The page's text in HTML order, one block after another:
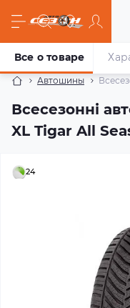
Автошины
Всесезонні
XL Tigar All
Все о товаре
24